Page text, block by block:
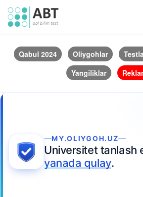
Qabul 2024 Oliygohlar
Yangiliklar
MY.OLIYGOH.UZ
Universitet tanlash
yanada qulay.